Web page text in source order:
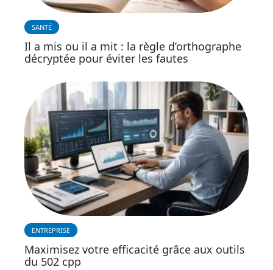
SANTÉ
Il a mis ou il a mit : la règle d’orthographe
décryptée pour éviter les fautes
ENTREPRISE
Maximisez votre efficacité grâce aux outils
du 502 cpp